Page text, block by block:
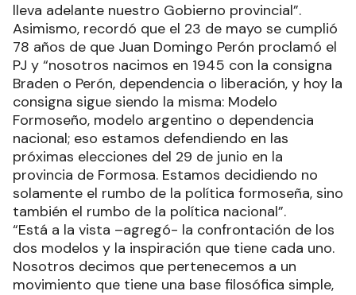
lleva adelante nuestro Gobierno provincial”.
Asimismo, recordó que el 23 de mayo se cumplió
78 años de que Juan Domingo Perón proclamó el
PJ y “nosotros nacimos en 1945 con la consigna
Braden o Perón, dependencia o liberación, y hoy la
consigna sigue siendo la misma: Modelo
Formoseño, modelo argentino o dependencia
nacional; eso estamos defendiendo en las
próximas elecciones del 29 de junio en la
provincia de Formosa. Estamos decidiendo no
solamente el rumbo de la política formoseña, sino
también el rumbo de la política nacional”.
“Está a la vista –agregó- la confrontación de los
dos modelos y la inspiración que tiene cada uno.
Nosotros decimos que pertenecemos a un
movimiento que tiene una base filosófica simple,